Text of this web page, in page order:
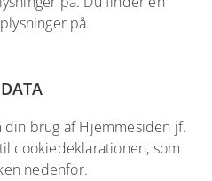
på
brug af Hjemmesiden jf.
cookiedeklarationen, som
nedenfor.